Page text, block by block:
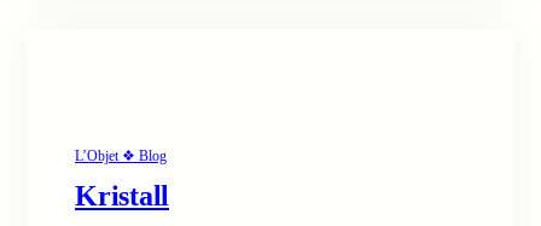
L’Objet ❖ Blog
Kristall